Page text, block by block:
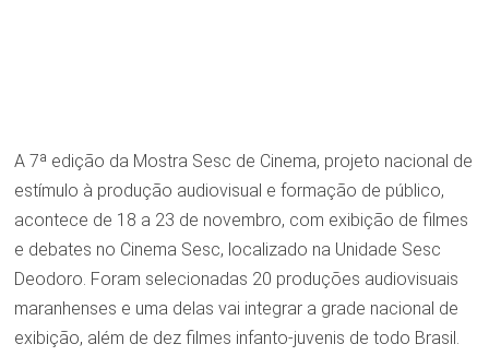
A 7ª edição da Mostra Sesc de Cinema, projeto nacional de
estímulo à produção audiovisual e formação de público,
acontece de 18 a 23 de novembro, com exibição de filmes
e debates no Cinema Sesc, localizado na Unidade Sesc
Deodoro. Foram selecionadas 20 produções audiovisuais
maranhenses e uma delas vai integrar a grade nacional de
exibição, além de dez filmes infanto-juvenis de todo Brasil.